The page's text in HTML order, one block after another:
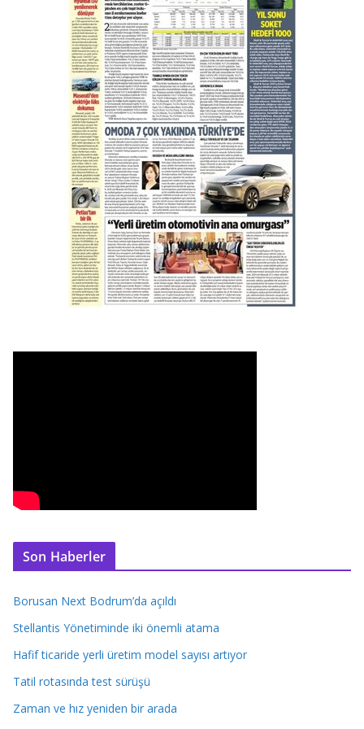
Son Haberler
Borusan Next Bodrum’da açıldı
Stellantis Yönetiminde iki önemli atama
Hafif ticaride yerli üretim model sayısı artıyor
Tatil rotasında test sürüşü
Zaman ve hız yeniden bir arada